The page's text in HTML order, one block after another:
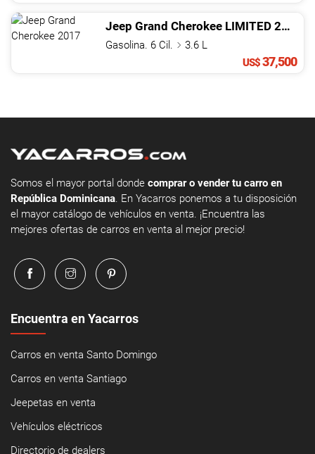
Jeep Grand Cherokee LIMITED 2017
Gasolina. 6 Cil.
3.6 L
US$37,500
Somos el mayor portal donde comprar o vender tu carro en
República Dominicana. En Yacarros ponemos a tu disposición
el mayor catálogo de vehículos en venta. ¡Encuentra las
mejores ofertas de carros en venta al mejor precio!
Encuentra en Yacarros
Carros en venta Santo Domingo
Carros en venta Santiago
Jeepetas en venta
Vehículos eléctricos
Directorio de dealers